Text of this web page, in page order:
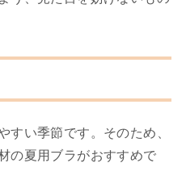
すい季節です。そのため、
の夏用ブラがおすすめで